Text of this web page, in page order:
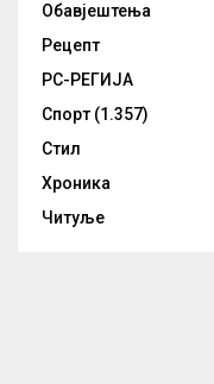
Обавјештења
Рецепт
РС-РЕГИЈА
Спорт (1.357)
Стил
Хроника
Читуље